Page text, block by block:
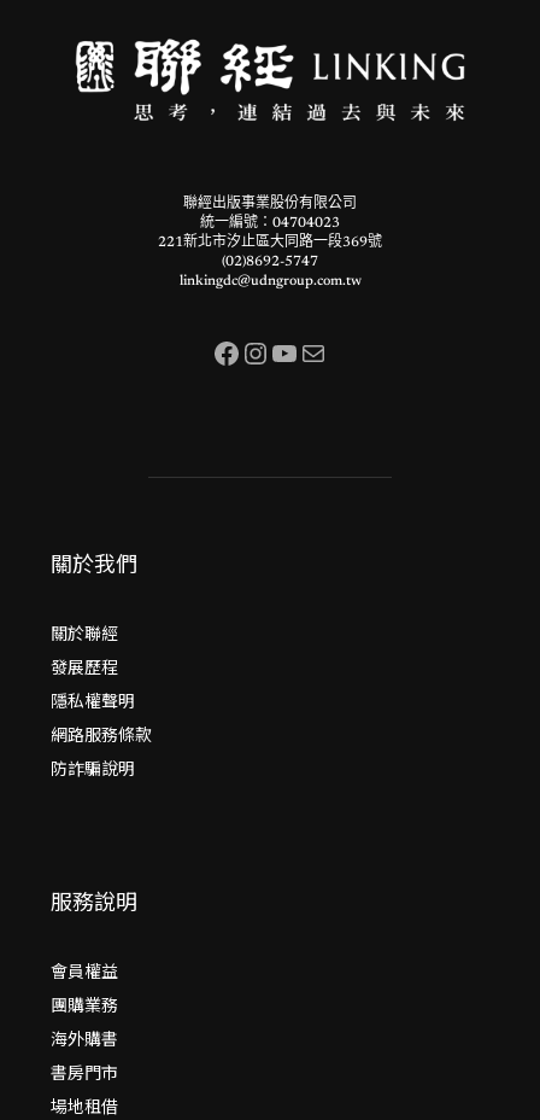
聯經出版事業股份有限公司
統一編號：04704023
221新北市汐止區大同路一段369號
(02)8692-5747
linkingdc@udngroup.com.tw
Facebook InstagramYouTube 電子郵件
關於我們
關於聯經
發展歷程
隱私權聲明
網路服務條款
防詐騙說明
服務說明
會員權益
團購業務
海外購書
書房門市
場地租借